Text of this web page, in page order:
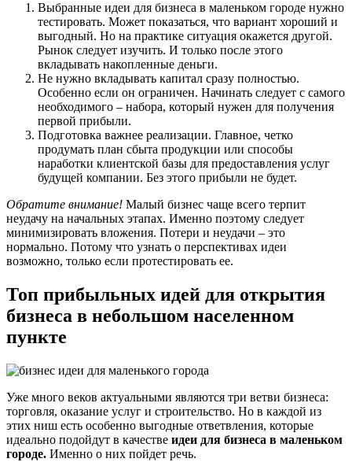
Выбранные идеи для бизнеса в маленьком городе нужно
тестировать. Может показаться, что вариант хороший и
выгодный. Но на практике ситуация окажется другой.
Рынок следует изучить. И только после этого
вкладывать накопленные деньги.
Не нужно вкладывать капитал сразу полностью.
Особенно если он ограничен. Начинать следует с самого
необходимого – набора, который нужен для получения
первой прибыли.
Подготовка важнее реализации. Главное, четко
продумать план сбыта продукции или способы
наработки клиентской базы для предоставления услуг
будущей компании. Без этого прибыли не будет.
Обратите внимание! Малый бизнес чаще всего терпит
неудачу на начальных этапах. Именно поэтому следует
минимизировать вложения. Потери и неудачи – это
нормально. Потому что узнать о перспективах идеи
возможно, только если протестировать ее.
Топ прибыльных идей для открытия
бизнеса в небольшом населенном
пункте
Уже много веков актуальными являются три ветви бизнеса:
торговля, оказание услуг и строительство. Но в каждой из
этих ниш есть особенно выгодные ответвления, которые
идеально подойдут в качестве идеи для бизнеса в маленьком
городе. Именно о них пойдет речь.